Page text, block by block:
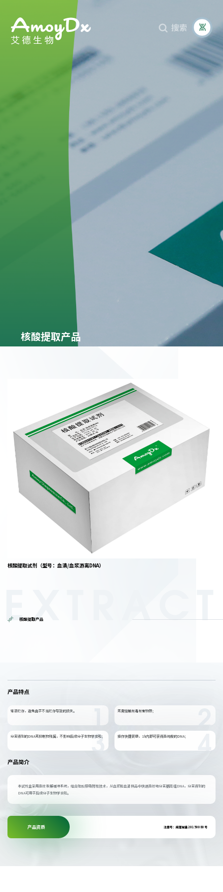
搜索 
核酸提取产品
核酸提取试剂（型号：血清/血浆游离DNA）
核酸提取产品
产品特点
常温贮存，避免由于不当贮存导致的损失。 1 无需接触有毒有害物质； 2
分离得到的DNA无抑制物残留，不影响后续分子生物学实验；
3 操作快捷简便，1h内即可获得高纯度的DNA； 4
产品简介
本试剂盒采用高效裂解缓冲系统，结合硅胶膜吸附柱技术，从血浆和血清样品中快速高效地分离基因组DNA，分离得到的
DNA可用于后续分子生物学实验。
产品资质 注册号：闽厦械备 20150080 号